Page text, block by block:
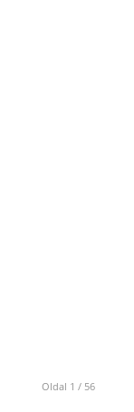
Oldal 1 / 56